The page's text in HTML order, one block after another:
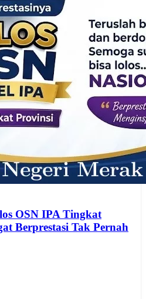
OSN IPA Tingkat
Berprestasi Tak Pernah